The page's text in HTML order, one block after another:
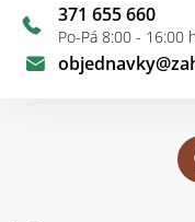
objednavky@
371 655 660
Po-Pá 8:00 - 16:00